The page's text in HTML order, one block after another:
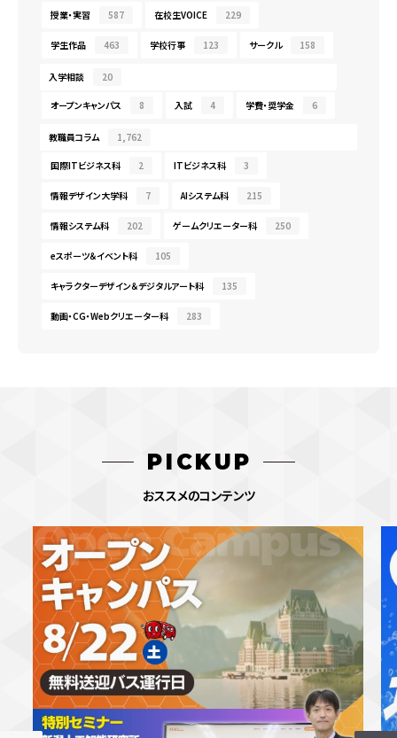
授業・実習 587 在校生VOICE 229
学生作品 463 学校行事 123 サークル 158
入学相談 20
オープンキャンパス 8 入試 4 学費・奨学金 6
教職員コラム 1,762
国際ITビジネス科 2 ITビジネス科 3
情報デザイン大学科 7 AIシステム科 215
情報システム科 202 ゲームクリエーター科 250
eスポーツ＆イベント科 105
キャラクターデザイン＆デジタルアート科 135
動画・CG・Webクリエーター科 283
PICKUP
おススメのコンテンツ